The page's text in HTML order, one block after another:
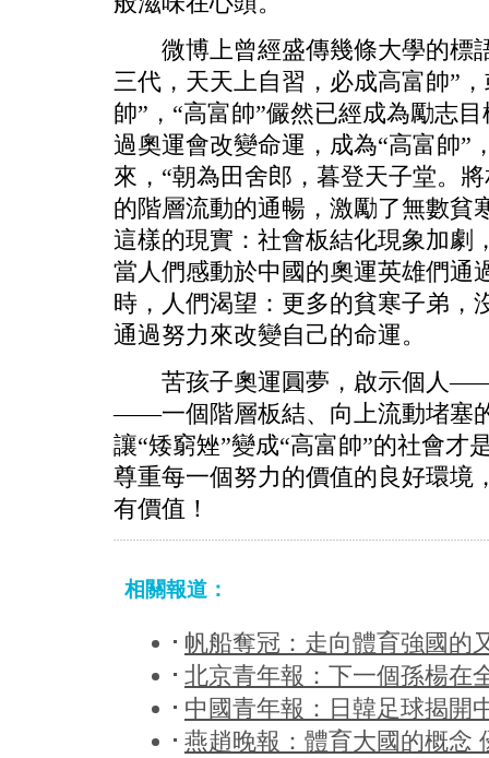
微博上曾經盛傳幾條大學的標
三代，天天上自習，必成高富帥”
帥”，“高富帥”儼然已經成為勵志
過奧運會改變命運，成為“高富帥”
來，“朝為田舍郎，暮登天子堂。
的階層流動的通暢，激勵了無數貧
這樣的現實：社會板結化現象加劇
當人們感動於中國的奧運英雄們通
時，人們渴望：更多的貧寒子弟，
通過努力來改變自己的命運。
苦孩子奧運圓夢，啟示個人——
——一個階層板結、向上流動堵塞
讓“矮窮矬”變成“高富帥”的社會才
尊重每一個努力的價值的良好環境
有價值！
相關報道：
帆船奪冠：走向體育強國的
北京青年報：下一個孫楊在
中國青年報：日韓足球揭開
燕趙晚報：體育大國的概念